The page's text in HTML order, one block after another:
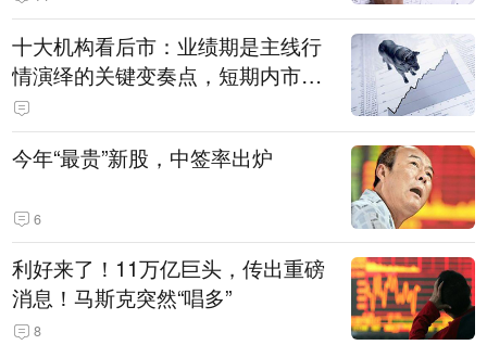
十大机构看后市：业绩期是主线行
情演绎的关键变奏点，短期内市场
或继续反弹，关注三条业绩主线
今年“最贵”新股，中签率出炉
6
利好来了！11万亿巨头，传出重磅
消息！马斯克突然“唱多”
8